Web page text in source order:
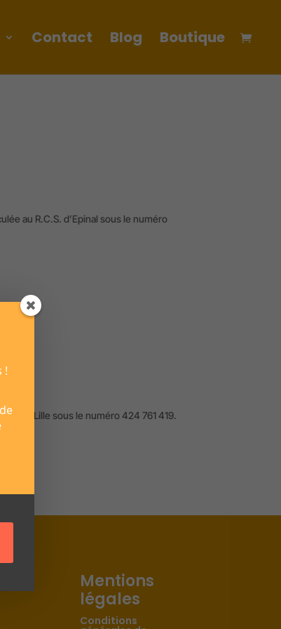
Contact Blog Boutique
au R.C.S. d’Epinal sous le numéro
de Lille sous le numéro 424 761 419.
Mentions
légales
Conditions
!